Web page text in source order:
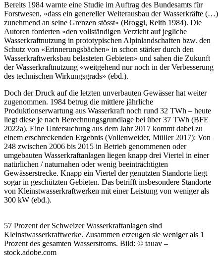
Bereits 1984 warnte eine Studie im Auftrag des Bundesamts für
Forstwesen, «dass ein genereller Weiterausbau der Wasserkräfte (…)
zunehmend an seine Grenzen stösst» (Broggi, Reith 1984). Die
Autoren forderten «den vollständigen Verzicht auf jegliche
Wasserkraftnutzung in prototypischen Alpinlandschaften bzw. den
Schutz von «Erinnerungsbächen» in schon stärker durch den
Wasserkraftwerksbau belasteten Gebieten» und sahen die Zukunft
der Wasserkraftnutzung «weitgehend nur noch in der Verbesserung
des technischen Wirkungsgrads» (ebd.).
Doch der Druck auf die letzten unverbauten Gewässer hat weiter
zugenommen. 1984 betrug die mittlere jährliche
Produktionserwartung aus Wasserkraft noch rund 32 TWh – heute
liegt diese je nach Berechnungsgrundlage bei über 37 TWh (BFE
2022a). Eine Untersuchung aus dem Jahr 2017 kommt dabei zu
einem erschreckenden Ergebnis (Vollenweider, Müller 2017): Von
248 zwischen 2006 bis 2015 in Betrieb genommenen oder
umgebauten Wasserkraftanlagen liegen knapp drei Viertel in einer
natürlichen / naturnahen oder wenig beeinträchtigten
Gewässerstrecke. Knapp ein Viertel der genutzten Standorte liegt
sogar in geschützten Gebieten. Das betrifft insbesondere Standorte
von Kleinstwasserkraftwerken mit einer Leistung von weniger als
300 kW (ebd.).
57 Prozent der Schweizer Wasserkraftanlagen sind
Kleinstwasserkraftwerke. Zusammen erzeugen sie weniger als 1
Prozent des gesamten Wasserstroms. Bild: © tauav –
stock.adobe.com